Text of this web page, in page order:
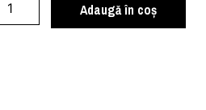
Adaugă în coș